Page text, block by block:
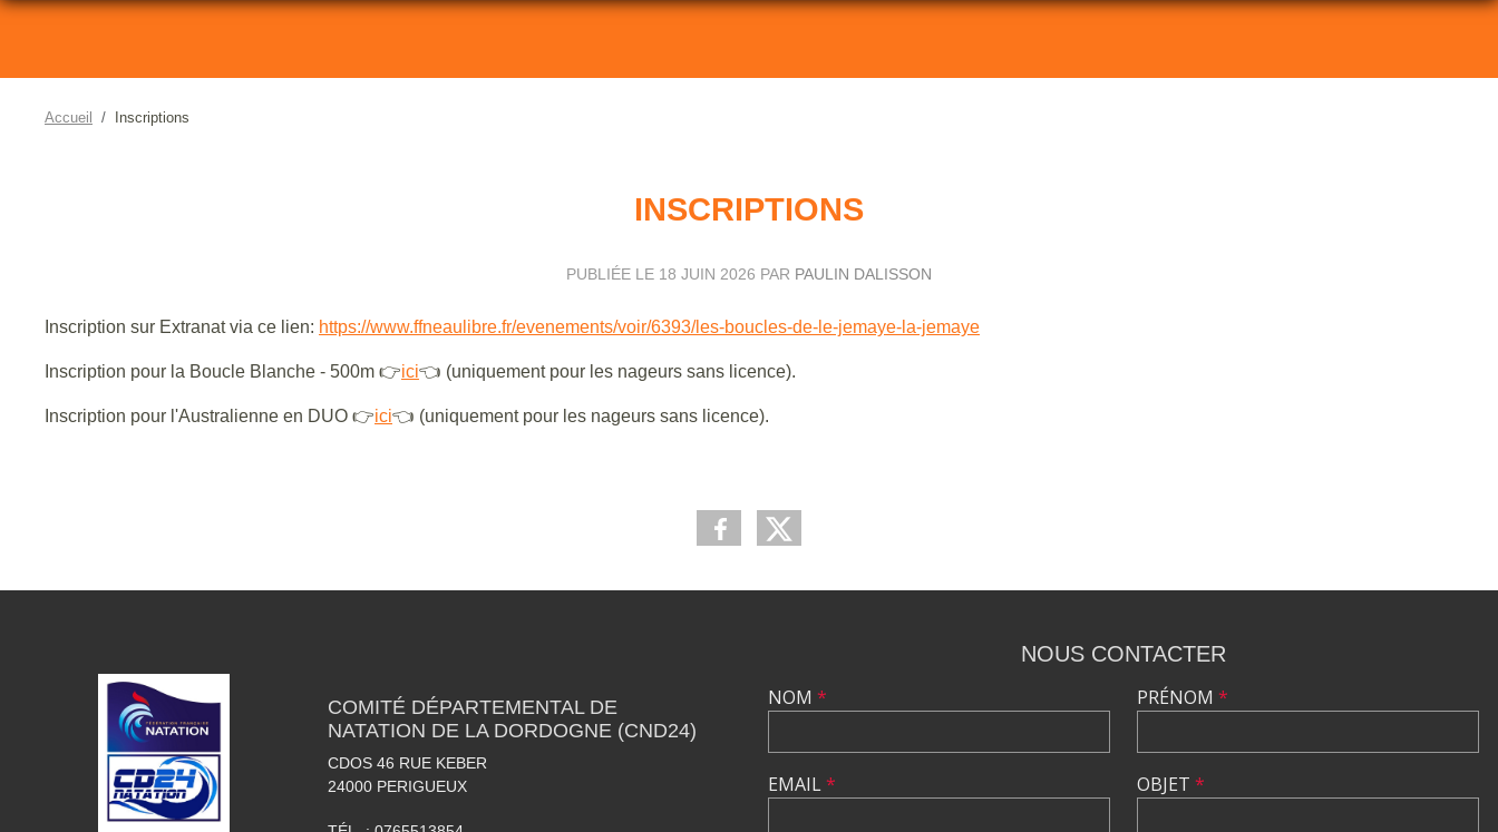
Accueil Inscriptions
INSCRIPTIONS
PUBLIÉE LE 18 JUIN 2026 PAR PAULIN DALISSON
Inscription sur Extranat via ce lien: https://www.ffneaulibre.fr/evenements/voir/6393/les-boucles-de-le-jemaye-la-jemaye
Inscription pour la Boucle Blanche - 500m 👉ici👈 (uniquement pour les nageurs sans licence).
Inscription pour l'Australienne en DUO 👉ici👈 (uniquement pour les nageurs sans licence).
COMITÉ DÉPARTEMENTAL DE
NATATION DE LA DORDOGNE (CND24)
CDOS 46 RUE KEBER
24000 PERIGUEUX
NOUS CONTACTER
NOM *
EMAIL*
PRÉNOM *
OBJET *